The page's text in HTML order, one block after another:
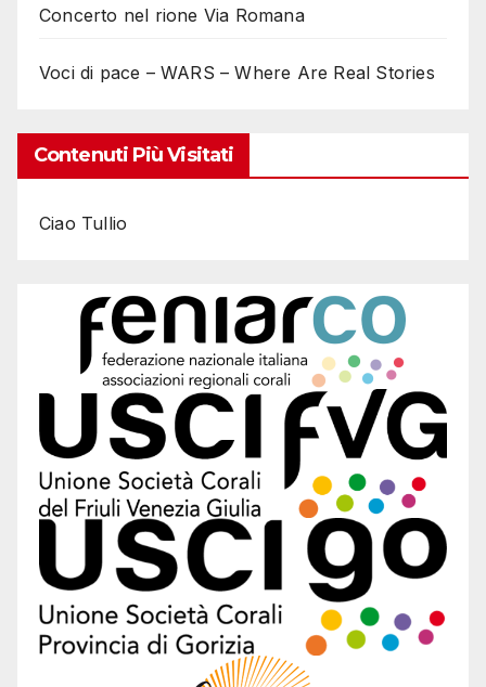
Concerto nel rione Via Romana
Voci di pace – WARS – Where Are Real Stories
Contenuti Più Visitati
Ciao Tullio